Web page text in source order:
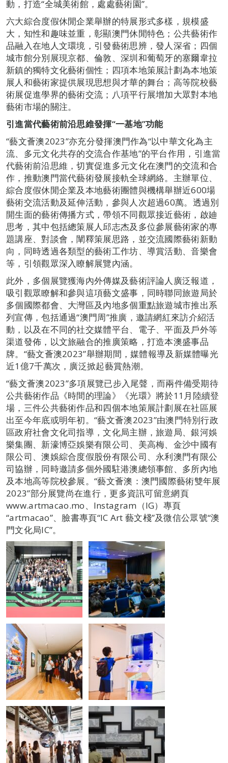
動，打造“全城美術館，處處藝術園”。
六大綜合度假休閒企業舉辦的特展形式多樣，規模盛
大，知性和趣味並重，彰顯澳門休閒特色；公共藝術作
品融入在地人文環境，引發藝術思辨，發人深省；四個
城市館分別展現京都、倫敦、深圳和葡萄牙的塞爾韋拉
新鎮的獨特文化藝術個性；四項本地策展計劃為本地策
展人和藝術家提供展現思想與才華的舞台；高等院校藝
術展促進學界的藝術交流；八項平行展增加大眾對本地
藝術市場的關注。
引進當代藝術前沿思維發揮“一基地”功能
“藝文薈澳2023”亦充分發揮澳門作為“以中華文化為主
流、多元文化共存的交流合作基地”的平台作用，引進當
代藝術前沿思維，切實促進多元文化在澳門的交流和合
作，推動澳門當代藝術發展接軌全球網絡。主辦單位、
綜合度假休閒企業及本地藝術團體與機構舉辦近600場
藝術交流活動及延伸活動，參與人次超過60萬。透過別
開生面的藝術傳播方式，帶領不同觀眾接近藝術，啟廸
思考，其中包括總策展人邱志杰及多位參展藝術家的專
題講座、對談會，闡釋策展思路，並交流國際藝術新動
向，同時透過各類型的藝術工作坊、導賞活動、音樂會
等，引領觀眾深入瞭解展覽內涵。
此外，多個展覽獲海內外傳媒及藝術評論人廣泛報道，
吸引觀眾瞭解和參與這項藝文盛事，同時聯同旅遊局於
多個國際都會、大灣區及內地多個重點旅遊城市推出系
列宣傳，包括通過“澳門周”推廣，邀請網紅來訪介紹活
動，以及在不同的社交媒體平台、電子、平面及戶外等
渠道發佈，以文旅融合的推廣策略，打造本澳盛事品
牌。“藝文薈澳2023”舉辦期間，媒體報導及新媒體曝光
近1億7千萬次，廣泛掀起藝賞熱潮。
“藝文薈澳2023”多項展覽已步入尾聲，而兩件備受期待
公共藝術作品《時間的理論》《光環》將於11月陸續登
場，三件公共藝術作品和四個本地策展計劃展在社區展
出至今年底或明年初。“藝文薈澳2023”由澳門特別行政
區政府社會文化司指導，文化局主辦，旅遊局、銀河娛
樂集團、新濠博亞娛樂有限公司、美高梅、金沙中國有
限公司、澳娛綜合度假股份有限公司、永利澳門有限公
司協辦，同時邀請多個外國駐港澳總領事館、多所內地
及本地高等院校參展。“藝文薈澳：澳門國際藝術雙年展
2023”部分展覽尚在進行，更多資訊可留意網頁
www.artmacao.mo、Instagram（IG）專頁
“artmacao”、臉書專頁“IC Art 藝文棧”及微信公眾號“澳
門文化局IC”。